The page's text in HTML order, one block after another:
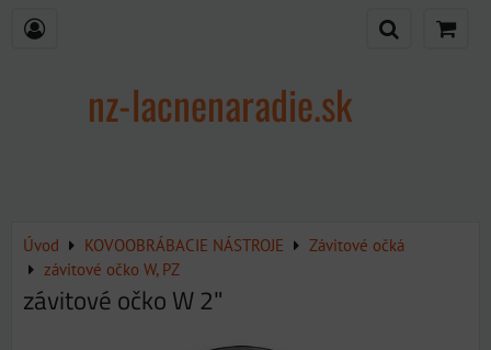
nz-lacnenaradie.sk
Úvod KOVOOBRÁBACIE NÁSTROJE
Závitové očká
závitové očko W, PZ
závitové očko W 2"